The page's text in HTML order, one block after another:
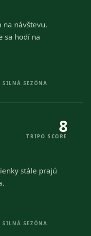
na návštevu.
sa hodí na
SILNÁ SEZÓNA
8
TRIPO SCORE
stále prajú
SILNÁ SEZÓNA